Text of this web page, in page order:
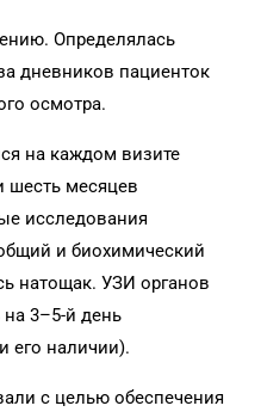
Определялась
дневников пациенток
осмотра.
на каждом визите
шесть месяцев
исследования
и биохимический
натощак. УЗИ органов
3–5-й день
его наличии).
с целью обеспечения